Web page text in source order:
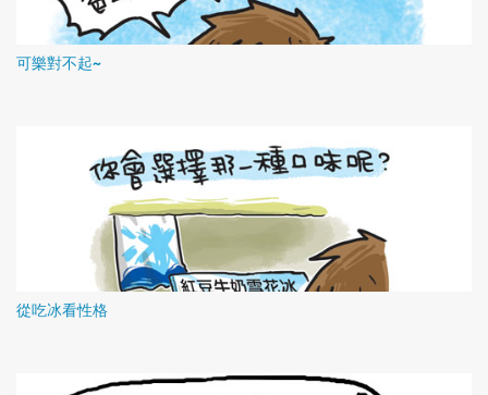
可樂對不起~
從吃冰看性格